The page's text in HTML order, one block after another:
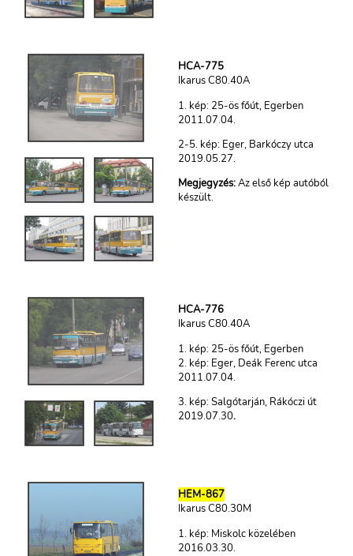
HCA-775
Ikarus C80.40A
1. kép: 25-ös főút, Egerben
2011.07.04.
2-5. kép: Eger, Barkóczy utca
2019.05.27.
Megjegyzés:Az első kép autóból
készült.
HCA-776
Ikarus C80.40A
1. kép: 25-ös főút, Egerben
2. kép: Eger, Deák Ferenc utca
2011.07.04.
3. kép: Salgótarján, Rákóczi út
2019.07.30.
HEM-867
Ikarus C80.30M
1. kép: Miskolc közelében
2016.03.30.